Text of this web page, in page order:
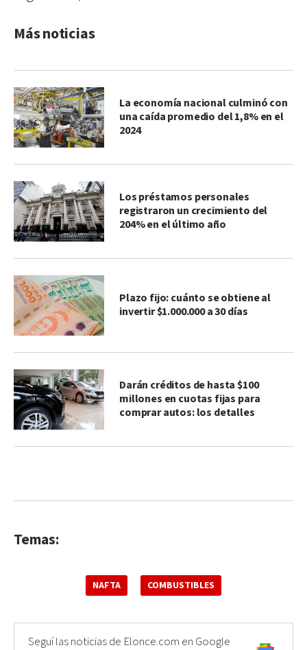
Más noticias
La economía nacional culminó con
una caída promedio del 1,8% en el
2024
Los préstamos personales
registraron un crecimiento del
204% en el último año
Plazo fijo: cuánto se obtiene al
invertir $1.000.000 a 30 días
Darán créditos de hasta $100
millones en cuotas fijas para
comprar autos: los detalles
Temas:
NAFTA COMBUSTIBLES
Seguí las noticias de Elonce.com en Google